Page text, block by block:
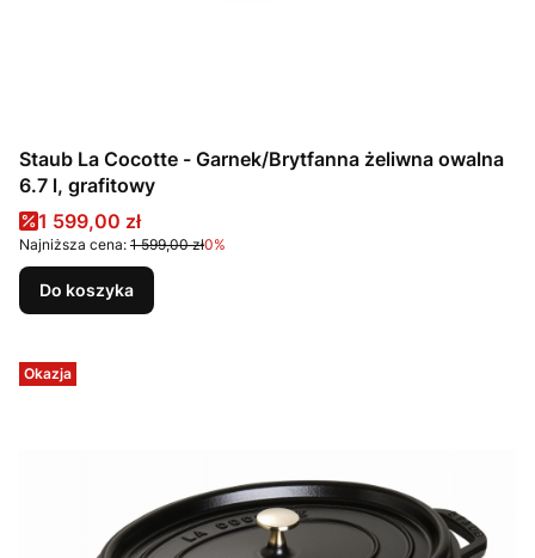
Staub La Cocotte - Garnek/Brytfanna żeliwna owalna
6.7 l, grafitowy
Cena promocyjna
1 599,00 zł
Najniższa cena: 1 599,00 zł0%
Do koszyka
Okazja